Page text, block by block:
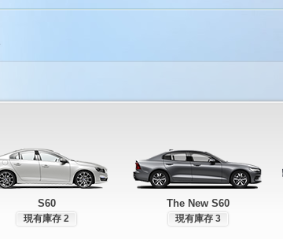
S60
現有庫存 2
The New S60
現有庫存 3